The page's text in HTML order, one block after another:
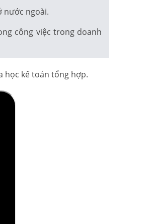
nước ngoài.
công việc trong doanh
học kế toán tổng hợp.